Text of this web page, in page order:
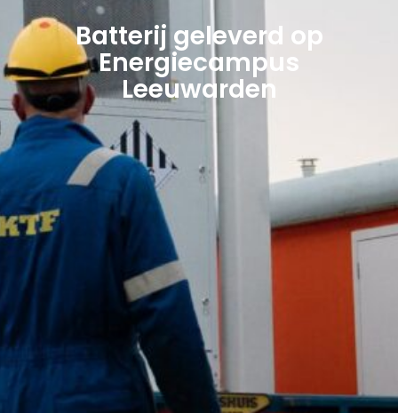
Batterij geleverd op
Energiecampus
Leeuwarden